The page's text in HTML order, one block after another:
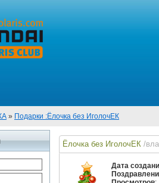
» Подарки :Ёлочка без ИголочЕК
Ёлочка без ИголочЕК /
Дата